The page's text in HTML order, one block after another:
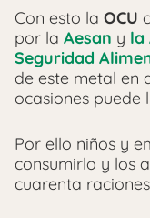
Con esto la OCU
por la Aesan y la
Seguridad
de este metal en
ocasiones puede
Por ello niños y
consumirlo y los
cuarenta